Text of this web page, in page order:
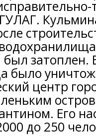
был затоплен.
было
центр
Его
до 250